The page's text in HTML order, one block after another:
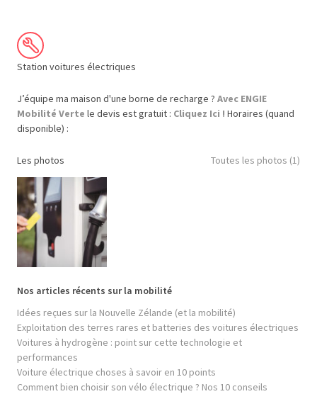
Station voitures électriques
J’équipe ma maison d'une borne de recharge ? Avec ENGIE
Mobilité Verte le devis est gratuit : Cliquez Ici ! Horaires (quand
disponible) :
Les photos Toutes les photos (1)
Nos articles récents sur la mobilité
Idées reçues sur la Nouvelle Zélande (et la mobilité)
Exploitation des terres rares et batteries des voitures électriques
Voitures à hydrogène : point sur cette technologie et
performances
Voiture électrique choses à savoir en 10 points
Comment bien choisir son vélo électrique ? Nos 10 conseils